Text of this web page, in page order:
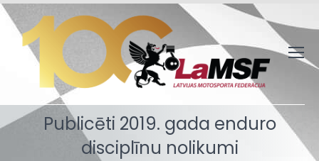
Publicēti 2019. gada enduro
disciplīnu nolikumi